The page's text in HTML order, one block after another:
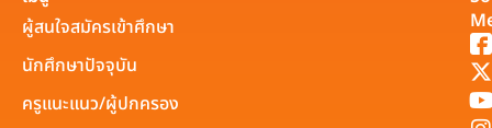
ผู้สนใจสมัครเข้าศึกษา
นักศึกษาปัจจุบัน
ครูแนะแนว/ผู้ปกครอง